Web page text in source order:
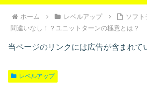
ホーム レベルアップ
ソフト
間違いなし！？ユニットターンの極意とは？
当ページのリンクには広告が含まれて
レベルアップ